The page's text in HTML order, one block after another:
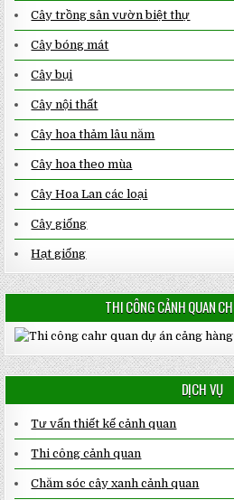
Cây trồng sân vườn biệt thự
Cây bóng mát
Cây bụi
Cây nội thất
Cây hoa thảm lâu năm
Cây hoa theo mùa
Cây Hoa Lan các loại
Cây giống
Hạt giống
THI CÔNG CẢNH QUAN
DỊCH VỤ
Tư vấn thiết kế cảnh quan
Thi công cảnh quan
Chăm sóc cây xanh cảnh quan